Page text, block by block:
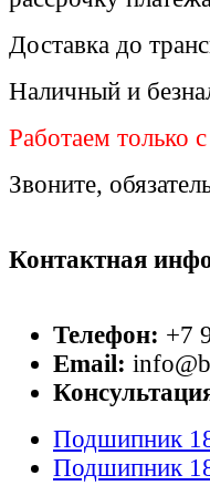
Доставка до
Наличный и
Работаем только
Звоните,
Контактная
Телефон: +7
Email:
Подшипник
Подшипник